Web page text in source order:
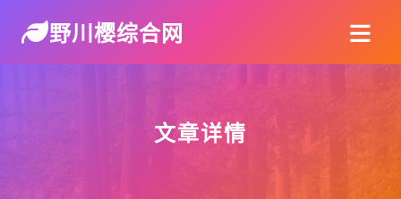
野川樱综合网
文章详情